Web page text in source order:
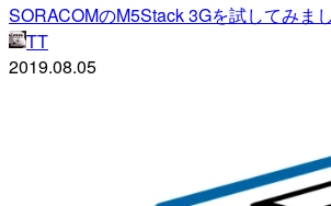
SORACOMのM5Stack 3Gを試してみま
TT
2019.08.05